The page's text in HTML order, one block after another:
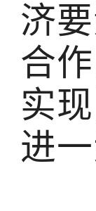
济
合
实
进